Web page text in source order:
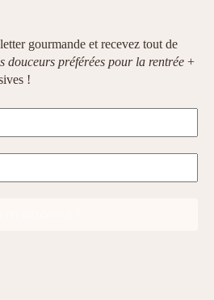
gourmande et recevez tout de
douceurs préférées pour la rentrée +
!